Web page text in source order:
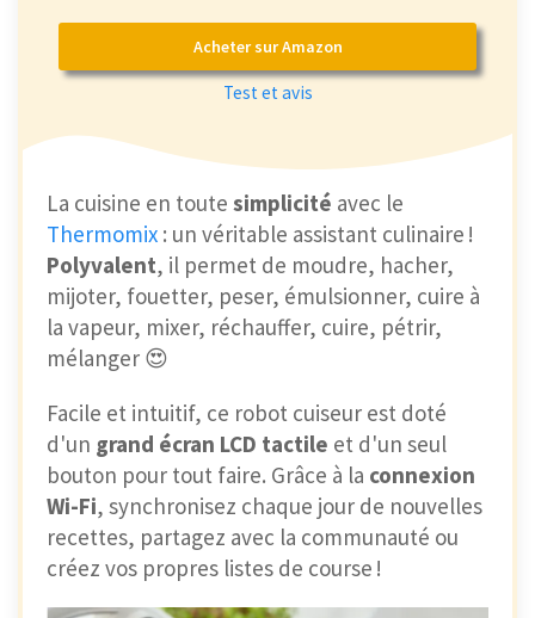
Acheter sur Amazon
Test et avis
La cuisine en toute simplicité avec le
Thermomix : un véritable assistant culinaire !
Polyvalent, il permet de moudre, hacher,
mijoter, fouetter, peser, émulsionner, cuire à
la vapeur, mixer, réchauffer, cuire, pétrir,
mélanger 😍
Facile et intuitif, ce robot cuiseur est doté
d'un grand écran LCD tactile et d'un seul
bouton pour tout faire. Grâce à la connexion
Wi-Fi, synchronisez chaque jour de nouvelles
recettes, partagez avec la communauté ou
créez vos propres listes de course !